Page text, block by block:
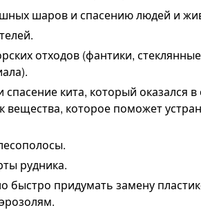
шаров и спасению людей и
отходов (фантики,
кита, который оказался в
которое поможет
рудника.
придумать замену